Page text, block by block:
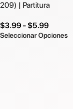
209) | Partitura
$3.99 - $5.99
Seleccionar Opciones